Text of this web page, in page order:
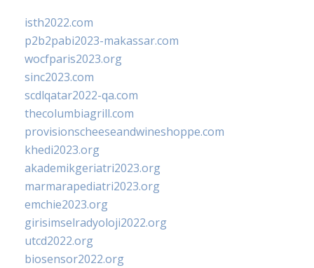
isth2022.com
p2b2pabi2023-makassar.com
wocfparis2023.org
sinc2023.com
scdlqatar2022-qa.com
thecolumbiagrill.com
provisionscheeseandwineshoppe.com
khedi2023.org
akademikgeriatri2023.org
marmarapediatri2023.org
emchie2023.org
girisimselradyoloji2022.org
utcd2022.org
biosensor2022.org